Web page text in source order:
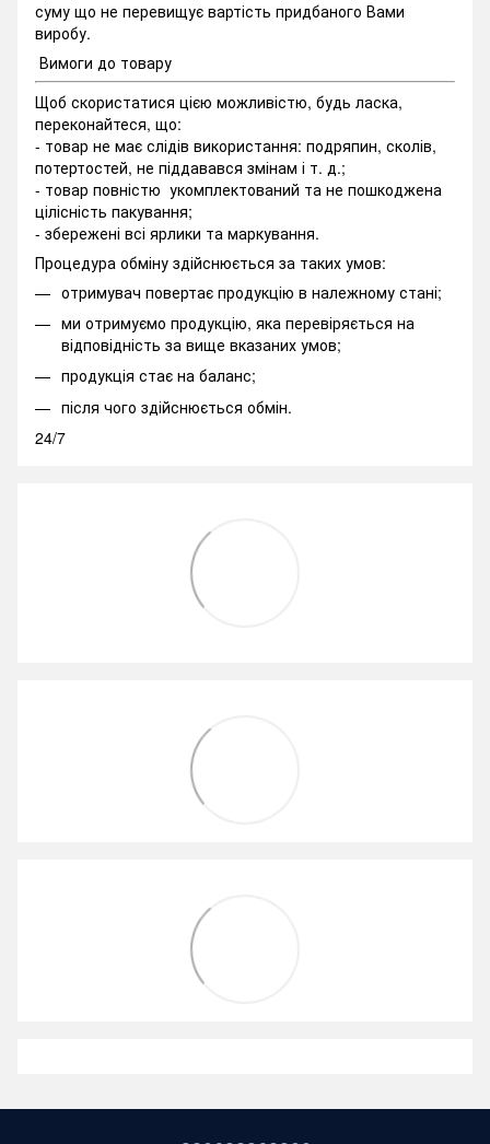
суму що не перевищує вартість придбаного Вами
виробу.
Вимоги до товару
Щоб скористатися цією можливістю, будь ласка,
переконайтеся, що:
- товар не має слідів використання: подряпин, сколів,
потертостей, не піддавався змінам і т. д.;
- товар повністю укомплектований та не пошкоджена
цілісність пакування;
- збережені всі ярлики та маркування.
Процедура обміну здійснюється за таких умов:
отримувач повертає продукцію в належному стані;
ми отримуємо продукцію, яка перевіряється на
відповідність за вище вказаних умов;
продукція стає на баланс;
після чого здійснюється обмін.
24/7